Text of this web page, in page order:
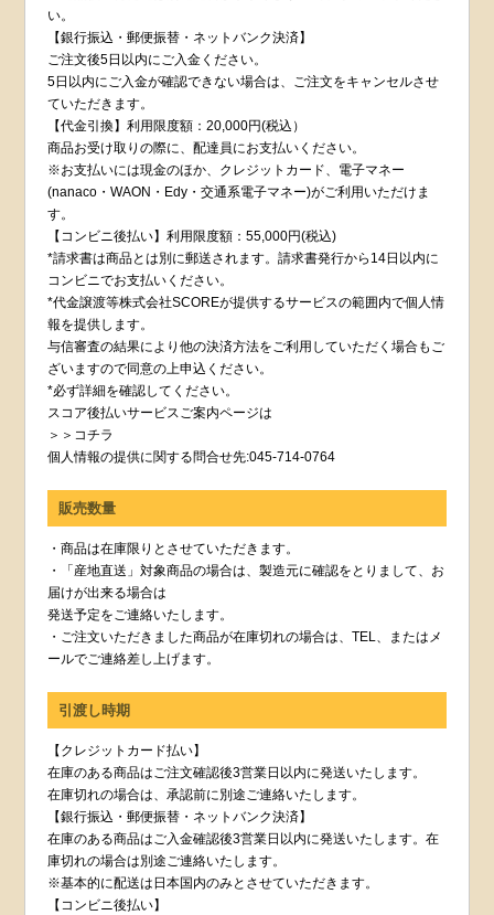
い。
【銀行振込・郵便振替・ネットバンク決済】
ご注文後5日以内にご入金ください。
5日以内にご入金が確認できない場合は、ご注文をキャンセルさせ
ていただきます。
【代金引換】利用限度額：20,000円(税込）
商品お受け取りの際に、配達員にお支払いください。
※お支払いには現金のほか、クレジットカード、電子マネー
(nanaco・WAON・Edy・交通系電子マネー)がご利用いただけま
す。
【コンビニ後払い】利用限度額：55,000円(税込)
*請求書は商品とは別に郵送されます。請求書発行から14日以内に
コンビニでお支払いください。
*代金譲渡等株式会社SCOREが提供するサービスの範囲内で個人情
報を提供します。
与信審査の結果により他の決済方法をご利用していただく場合もご
ざいますので同意の上申込ください。
*必ず詳細を確認してください。
スコア後払いサービスご案内ページは
＞＞コチラ
個人情報の提供に関する問合せ先:045-714-0764
販売数量
・商品は在庫限りとさせていただきます。
・「産地直送」対象商品の場合は、製造元に確認をとりまして、お
届けが出来る場合は
発送予定をご連絡いたします。
・ご注文いただきました商品が在庫切れの場合は、TEL、またはメ
ールでご連絡差し上げます。
引渡し時期
【クレジットカード払い】
在庫のある商品はご注文確認後3営業日以内に発送いたします。
在庫切れの場合は、承認前に別途ご連絡いたします。
【銀行振込・郵便振替・ネットバンク決済】
在庫のある商品はご入金確認後3営業日以内に発送いたします。在
庫切れの場合は別途ご連絡いたします。
※基本的に配送は日本国内のみとさせていただきます。
【コンビニ後払い】